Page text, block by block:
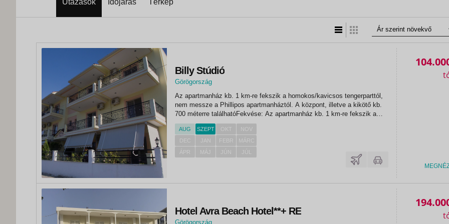
Utazások Időjárás Térkép
«
Billy Stúdió
Görögország
Nidri
Az apartmanház kb. 1 km-re fekszik a homokos/kavicsos tengerparttól,
nem messze a Phillipos apartmanháztól. A központ, illetve a kikötő kb.
700 méterre találhatóFekvése: Az apartmanház kb. 1 km-re fekszik a
homokos/kavicsos tengerparttól, nem messze a Phillipos
apartmanháztól. A központ, illetve...
AUG SZEPT OKT
NOV
DEC
JAN FEBR
MÁRC
ÁPR
MÁJ JÚN JÚL
Hotel Avra Beach Hotel**+ RE
Görögország